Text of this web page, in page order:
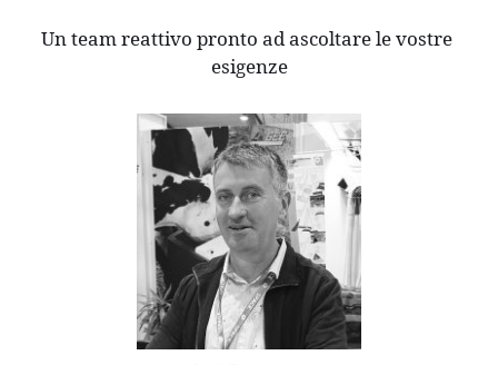
Un team reattivo pronto ad ascoltare le vostre
esigenze